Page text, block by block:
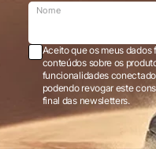
Nome
Aceito que os meus
conteúdos sobre os produtos, serviços e novidades
funcionalidades
podendo revogar este consentimento a qualquer tempo através da opção “cancelar inscrição” localizada ao
final das newsletters.